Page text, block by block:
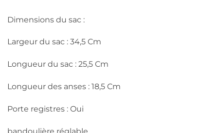
Dimensions du sac :
Largeur du sac : 34,5 Cm
Longueur du sac : 25,5 Cm
Longueur des anses : 18,5 Cm
Porte registres : Oui
bandoulière réglable